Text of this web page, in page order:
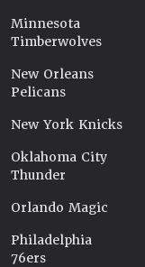
Minnesota
Timberwolves
New Orleans
Pelicans
New York Knicks
Oklahoma City
Thunder
Orlando Magic
Philadelphia
76ers